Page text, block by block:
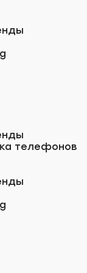
телефонов